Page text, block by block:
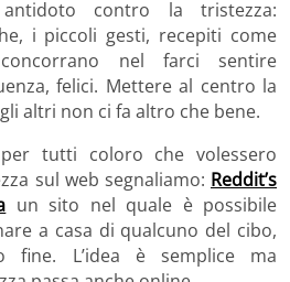
contro la tristezza:
i piccoli gesti, recepiti come
nel farci sentire
felici. Mettere al centro la
altri non ci fa altro che bene.
tutti coloro che volessero
sul web segnaliamo: Reddit’s
un sito nel quale è possibile
a casa di qualcuno del cibo,
fine. L’idea è semplice ma